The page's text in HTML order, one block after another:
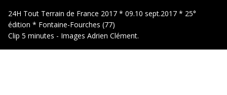
24H Tout Terrain de France 2017 * 09.10 sept.2017 * 25°
édition * Fontaine-Fourches (77)
Clip 5 minutes - Images Adrien Clément.